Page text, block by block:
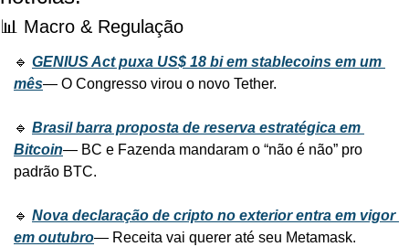
📊 Macro & Regulação
🔹 GENIUS Act puxa US$ 18 bi em stablecoins em um
mês— O Congresso virou o novo Tether.
🔹 Brasil barra proposta de reserva estratégica em
Bitcoin— BC e Fazenda mandaram o “não é não” pro
padrão BTC.
🔹 Nova declaração de cripto no exterior entra em vigor
em outubro— Receita vai querer até seu Metamask.